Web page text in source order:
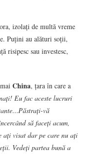
izolați de multă vreme
Puțini au alături soții,
risipesc sau investesc,
China, țara în care a
Eu fac aceste lucruri
vă
să faceți acum,
visat dar pe care nu ați
Vedeți partea bună a